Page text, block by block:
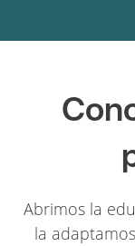
Abrimos la
la